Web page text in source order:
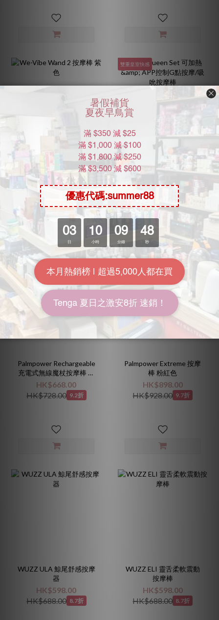
We-Vibe Wand 2 按摩棒
HK$978.00
HK$1,030.00 9.5折
雙重皇室快感
Zalo Queen Set 可加熱 &
APP控制G點按摩/吸吮按
HK$1,088.00
9.2折
Palmpower Rechargeable
充電式無線魔杖按摩棒 科
技藍
HK$668.00
HK$728.00 9.2折
終極快感，由你掌控！
Palmpower Extreme 按摩
棒 粉紅色
HK$898.00
HK$928.00 9.7折
WUZZ ULA 鯨尾舒感按摩
器
HK$598.00
HK$688.00 8.7折
WUZZ ELI 靈舌柔軟震動
按摩棒
HK$598.00
HK$688.00 8.7折